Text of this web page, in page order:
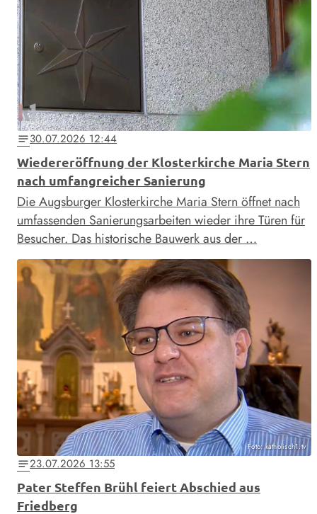
notes30.07.2026 12:44
Wiedereröffnung der Klosterkirche Maria Stern
nach umfangreicher Sanierung
Die Augsburger Klosterkirche Maria Stern öffnet nach
umfassenden Sanierungsarbeiten wieder ihre Türen für
Besucher. Das historische Bauwerk aus der …
Foto: katholisch1.tv
notes23.07.2026 13:55
Pater Steffen Brühl feiert Abschied aus
Friedberg